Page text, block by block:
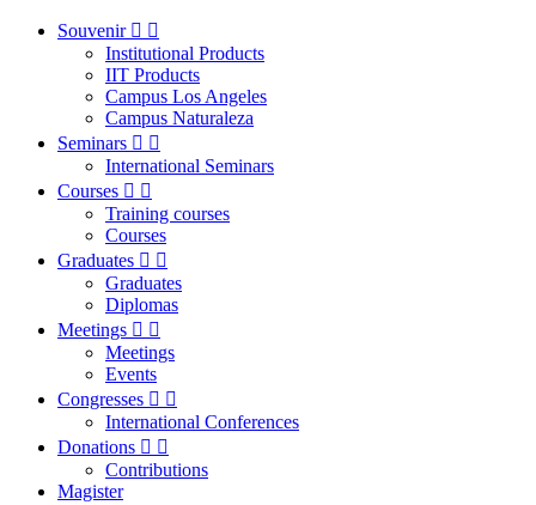
Souvenir  
Institutional Products
IIT Products
Campus Los Angeles
Campus Naturaleza
Seminars  
International Seminars
Courses  
Training courses
Courses
Graduates  
Graduates
Diplomas
Meetings  
Meetings
Events
Congresses  
International Conferences
Donations  
Contributions
Magister